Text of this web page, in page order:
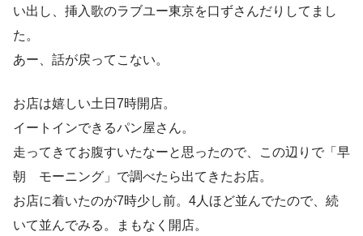
い出し、挿入歌のラブユー東京を口ずさんだりしてまし
た。
あー、話が戻ってこない。
お店は嬉しい土日7時開店。
イートインできるパン屋さん。
走ってきてお腹すいたなーと思ったので、この辺りで「早
朝 モーニング」で調べたら出てきたお店。
お店に着いたのが7時少し前。4人ほど並んでたので、続
いて並んでみる。まもなく開店。